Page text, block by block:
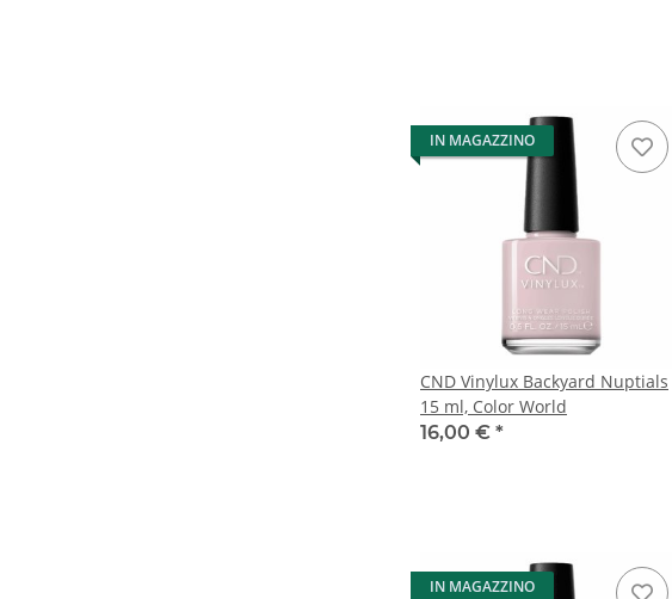
IN MAGAZZINO
CND Vinylux Backyard Nuptials
15 ml, Color World
16,00 € *
IN MAGAZZINO